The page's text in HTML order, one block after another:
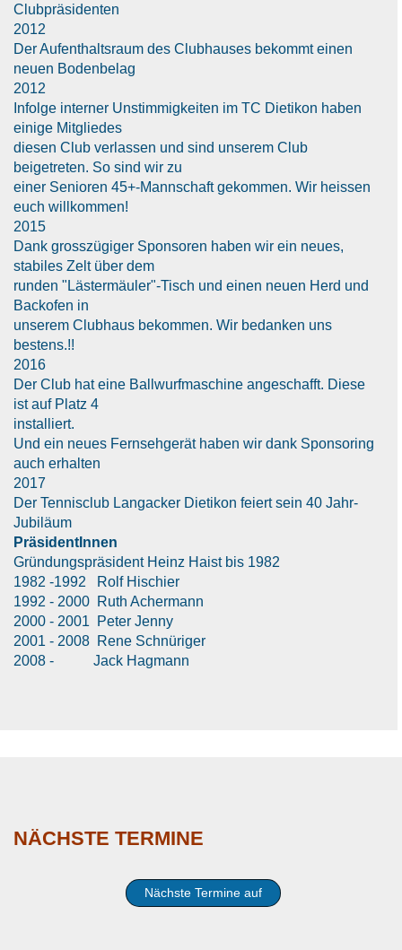
Clubpräsidenten
2012
Der Aufenthaltsraum des Clubhauses bekommt einen
neuen Bodenbelag
2012
Infolge interner Unstimmigkeiten im TC Dietikon haben
einige Mitgliedes
diesen Club verlassen und sind unserem Club
beigetreten. So sind wir zu
einer Senioren 45+-Mannschaft gekommen. Wir heissen
euch willkommen!
2015
Dank grosszügiger Sponsoren haben wir ein neues,
stabiles Zelt über dem
runden "Lästermäuler"-Tisch und einen neuen Herd und
Backofen in
unserem Clubhaus bekommen. Wir bedanken uns
bestens.!!
2016
Der Club hat eine Ballwurfmaschine angeschafft. Diese
ist auf Platz 4
installiert.
Und ein neues Fernsehgerät haben wir dank Sponsoring
auch erhalten
2017
Der Tennisclub Langacker Dietikon feiert sein 40 Jahr-
Jubiläum
PräsidentInnen
Gründungspräsident Heinz Haist bis 1982
1982 -1992 Rolf Hischier
1992 - 2000 Ruth Achermann
2000 - 2001 Peter Jenny
2001 - 2008 Rene Schnüriger
2008 - Jack Hagmann
NÄCHSTE TERMINE
Nächste Termine auf